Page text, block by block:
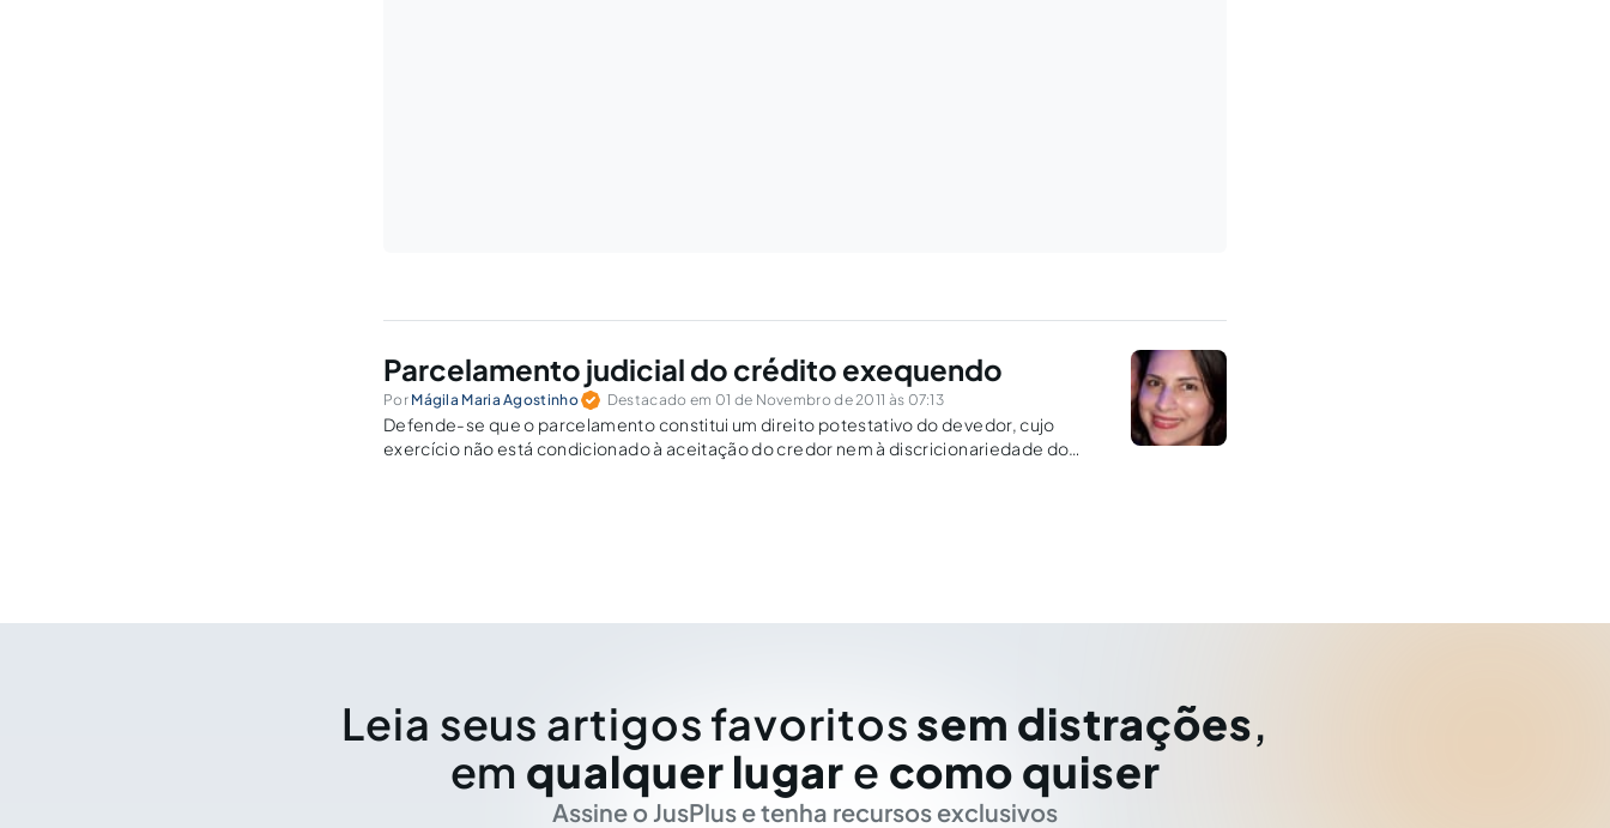
Parcelamento judicial do crédito exequendo
Por Mágila Maria Agostinho Destacado em 01 de Novembro de 2011 às 07:13
Defende-se que o parcelamento constitui um direito potestativo do devedor, cujo
exercício não está condicionado à aceitação do credor nem à discricionariedade do
Leia seus artigos favoritos sem distrações,
em qualquer lugar e como quiser
Assine o JusPlus e tenha recursos exclusivos